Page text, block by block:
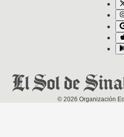
© 2026 Organización